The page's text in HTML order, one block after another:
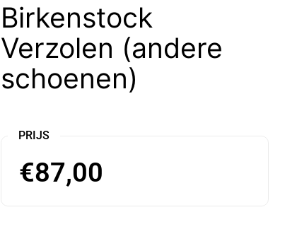
Birkenstock
Verzolen (andere
schoenen)
PRIJS
€87,00